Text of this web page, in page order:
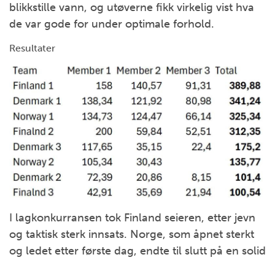
blikkstille vann, og utøverne fikk virkelig vist hva
de var gode for under optimale forhold.
Resultater
I lagkonkurransen tok Finland seieren, etter jevn
og taktisk sterk innsats. Norge, som åpnet sterkt
og ledet etter første dag, endte til slutt på en solid